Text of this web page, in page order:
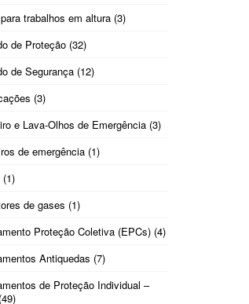
trabalhos em altura (3)
de Proteção (32)
de Segurança (12)
(3)
e Lava-Olhos de Emergência (3)
de emergência (1)
(1)
de gases (1)
Proteção Coletiva (EPCs) (4)
Antiquedas (7)
de Proteção Individual –
(49)